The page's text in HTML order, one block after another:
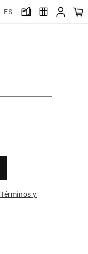
ES
Términos y